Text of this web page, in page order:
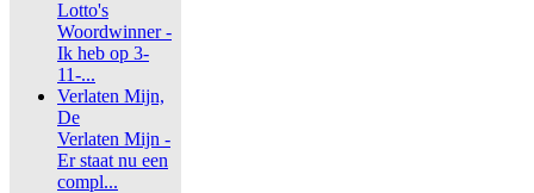
Lotto's
Woordwinner -
Ik heb op 3-
11-...
Verlaten Mijn,
De
Verlaten Mijn -
Er staat nu een
compl...